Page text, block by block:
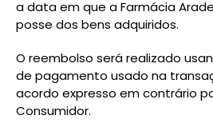
a data em que a Farmácia
posse dos bens adquiridos.
O reembolso será realizado
de pagamento usado na
acordo expresso em contrário
Consumidor.